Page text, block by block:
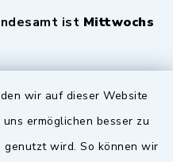
wir auf dieser Website
ermöglichen besser zu
wird. So können wir
ist Mittwochs